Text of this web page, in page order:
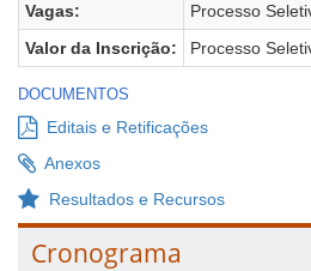
Vagas:
Processo
Valor da Inscrição:
Processo
DOCUMENTOS
Editais e Retificações
Anexos
Resultados e Recursos
Cronograma